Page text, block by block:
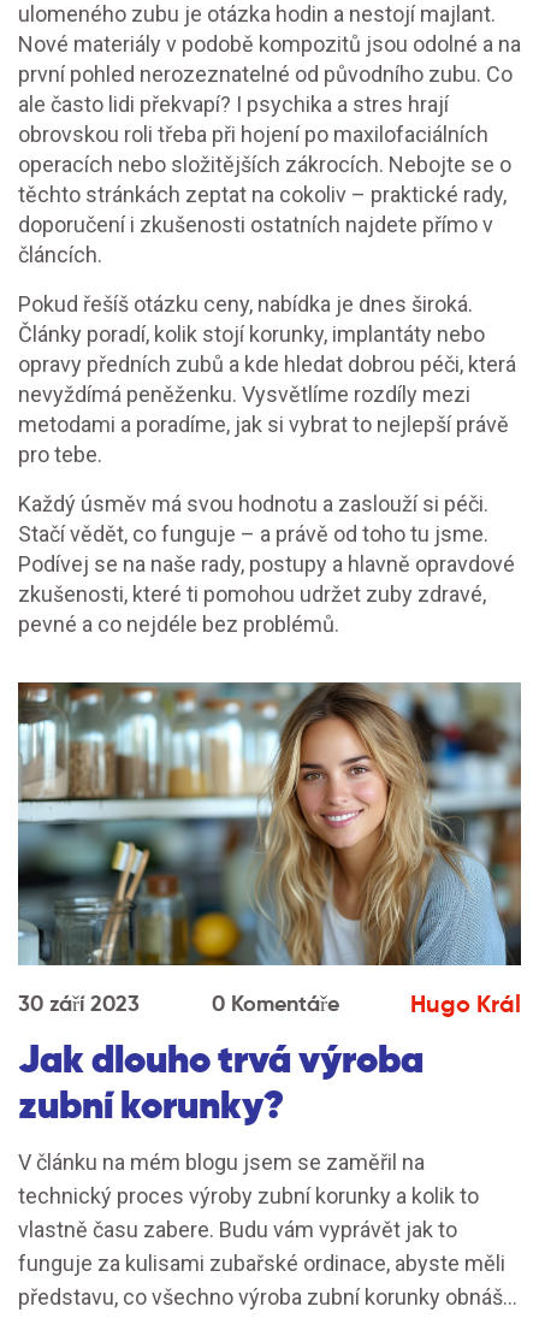
ulomeného zubu je otázka hodin a nestojí majlant.
Nové materiály v podobě kompozitů jsou odolné a na
první pohled nerozeznatelné od původního zubu. Co
ale často lidi překvapí? I psychika a stres hrají
obrovskou roli třeba při hojení po maxilofaciálních
operacích nebo složitějších zákrocích. Nebojte se o
těchto stránkách zeptat na cokoliv – praktické rady,
doporučení i zkušenosti ostatních najdete přímo v
článcích.
Pokud řešíš otázku ceny, nabídka je dnes široká.
Články poradí, kolik stojí korunky, implantáty nebo
opravy předních zubů a kde hledat dobrou péči, která
nevyždímá peněženku. Vysvětlíme rozdíly mezi
metodami a poradíme, jak si vybrat to nejlepší právě
pro tebe.
Každý úsměv má svou hodnotu a zaslouží si péči.
Stačí vědět, co funguje – a právě od toho tu jsme.
Podívej se na naše rady, postupy a hlavně opravdové
zkušenosti, které ti pomohou udržet zuby zdravé,
pevné a co nejdéle bez problémů.
30 září 2023 0 Komentáře Hugo Král
Jak dlouho trvá výroba
zubní korunky?
V článku na mém blogu jsem se zaměřil na
technický proces výroby zubní korunky a kolik to
vlastně času zabere. Budu vám vyprávět jak to
funguje za kulisami zubařské ordinace, abyste měli
představu, co všechno výroba zubní korunky obnáší.